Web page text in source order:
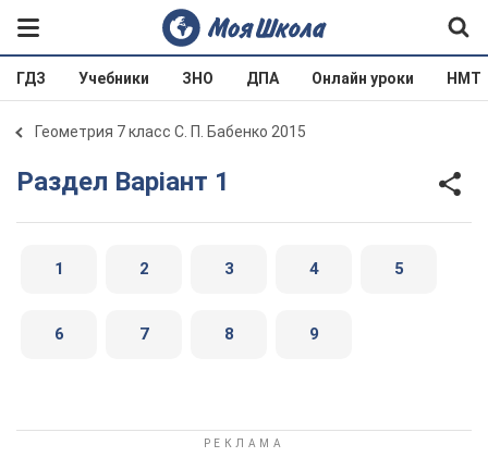
ГДЗ Учебники ЗНО ДПА Онлайн уроки НМТ
Геометрия 7 класс С. П. Бабенко 2015
Раздел Варіант 1
1 2 3 4 5
6 7 8 9